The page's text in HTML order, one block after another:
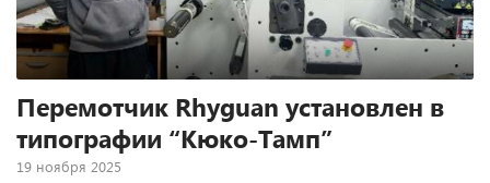
Перемотчик Rhyguan установлен в
типографии “Кюко-Тамп”
19 ноября 2025